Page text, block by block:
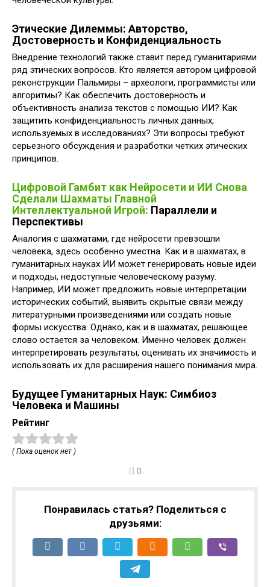
Этические Дилеммы: Авторство,
Достоверность и Конфиденциальность
Внедрение технологий также ставит перед гуманитариями
ряд этических вопросов. Кто является автором цифровой
реконструкции Пальмиры – археологи, программисты или
алгоритмы? Как обеспечить достоверность и
объективность анализа текстов с помощью ИИ? Как
защитить конфиденциальность личных данных,
используемых в исследованиях? Эти вопросы требуют
серьезного обсуждения и разработки четких этических
принципов.
Цифровой Гамбит как Нейросети и ИИ Снова
Сделали Шахматы Главной
Интеллектуальной Игрой: Параллели и
Перспективы
Аналогия с шахматами, где нейросети превзошли
человека, здесь особенно уместна. Как и в шахматах, в
гуманитарных науках ИИ может генерировать новые идеи
и подходы, недоступные человеческому разуму.
Например, ИИ может предложить новые интерпретации
исторических событий, выявить скрытые связи между
литературными произведениями или создать новые
формы искусства. Однако, как и в шахматах, решающее
слово остается за человеком. Именно человек должен
интерпретировать результаты, оценивать их значимость и
использовать их для расширения нашего понимания мира.
Будущее Гуманитарных Наук: Симбиоз
Человека и Машины
Рейтинг
( Пока оценок нет )
0
Понравилась статья? Поделиться с
друзьями: